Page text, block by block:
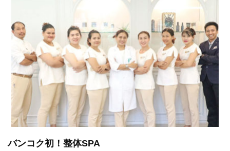
バンコク初！整体SPA